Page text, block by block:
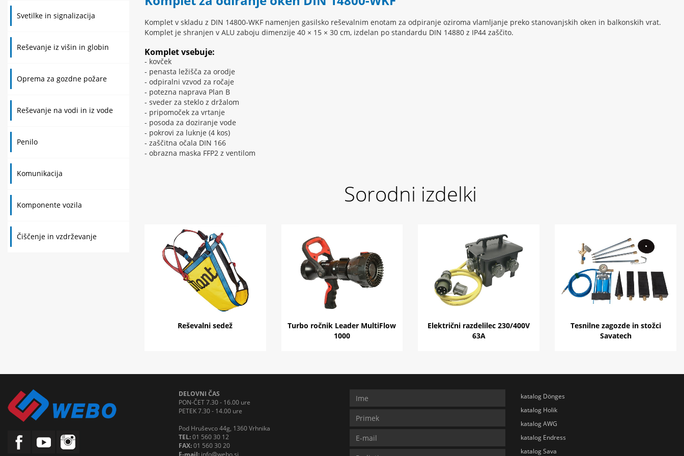
Svetilke in signalizacija
Reševanje iz višin in globin
Oprema za gozdne požare
Reševanje na vodi in iz vode
Penilo
Komunikacija
Komponente vozila
Čiščenje in vzdrževanje
Komplet v skladu z DIN 14800-WKF namenjen gasilsko reševalnim enotam za odpiranje oziroma vlamljanje preko stanovanjskih oken in balkonskih vrat.
Komplet je shranjen v ALU zaboju dimenzije 40 × 15 × 30 cm, izdelan po standardu DIN 14880 z IP44 zaščito.
Komplet vsebuje:
- kovček
- penasta ležišča za orodje
- odpiralni vzvod za ročaje
- potezna naprava Plan B
- sveder za steklo z držalom
- pripomoček za vrtanje
- posoda za doziranje vode
- pokrovi za luknje (4 kos)
- zaščitna očala DIN 166
- obrazna maska FFP2 z ventilom
Sorodni izdelki
Reševalni sedež
Turbo ročnik Leader MultiFlow
1000
Električni razdelilec 230/400V
63A
Tesnilne zagozde in stožci
Savatech
DELOVNI ČAS
PON-ČET 7.30 - 16.00 ure
PETEK 7.30 - 14.00 ure
Pod Hruševco 44g, 1360 Vrhnika
TEL:01 560 30 12
FAX:01 560 30 20
katalog Dönges
katalog Holik
katalog AWG
katalog Endress
katalog Sava